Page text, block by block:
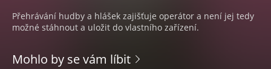
Přehrávání hudby a hlášek zajišťuje operátor a není jej tedy
možné stáhnout a uložit do vlastního zařízení.
Mohlo by se vám líbit